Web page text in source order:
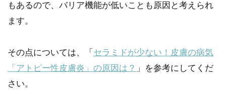
もあるので、バリア機能が低いことも原因と考えられ
ます。
その点については、「 セラミドが少ない！皮膚の病気
「アトピー性皮膚炎」の原因は？ 」を参考にしてくだ
さい。